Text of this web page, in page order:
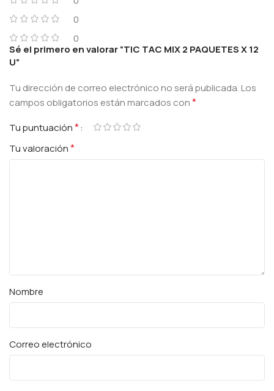
0
0
Sé el primero en valorar “TIC TAC MIX 2 PAQUETES X 12
U”
Tu dirección de correo electrónico no será publicada.Los
campos obligatorios están marcados con*
Tu puntuación*
Tu valoración*
Nombre
Correo electrónico